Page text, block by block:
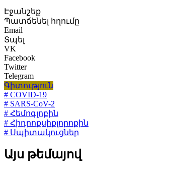
Էջանշեք
Պատճենել հղումը
Email
Տպել
VK
Facebook
Twitter
Telegram
Գիտություն
# COVID-19
# SARS-CoV-2
# Հեմոգլոբին
# Հիդրոքսիքլորոքին
# Սպիտակուցներ
Այս թեմայով